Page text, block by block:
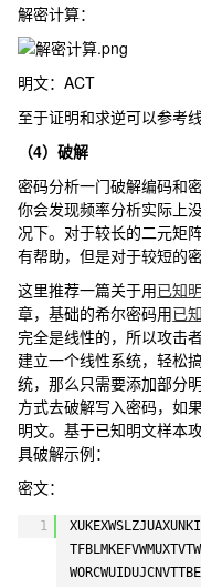
解密计算：
明文：ACT
至于证明和求逆可以参考
（4）破解
密码分析一门破解编码和
你会发现频率分析实际上
况下。对于较长的二元矩
有帮助，但是对于较短的
这里推荐一篇关于用已知
章，基础的希尔密码用已
完全是线性的，所以攻击
建立一个线性系统，轻松
统，那么只需要添加部分
方式去破解写入密码，如
明文。基于已知明文样本
具破解示例：
密文：
1